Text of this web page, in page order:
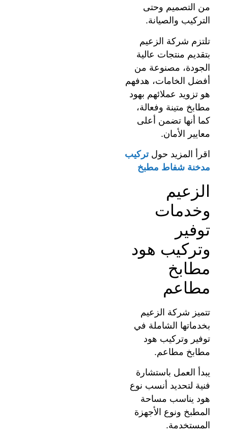
من التصميم وحتى
التركيب والصيانة.
تلتزم شركة الزعيم
بتقديم منتجات عالية
الجودة، مصنوعة من
أفضل الخامات، هدفهم
هو تزويد عملائهم بهود
مطابخ متينة وفعالة،
كما أنها تضمن أعلى
معايير الأمان.
اقرأ المزيد حولتركيب
مدخنة شفاط مطبخ
الزعيم
وخدمات
توفير
وتركيب هود
مطابخ
مطاعم
تتميز شركة الزعيم
بخدماتها الشاملة في
توفير وتركيب هود
مطابخ مطاعم.
يبدأ العمل باستشارة
فنية لتحديد أنسب نوع
هود يناسب مساحة
المطبخ ونوع الأجهزة
المستخدمة.